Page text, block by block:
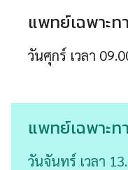
แพทย์เฉพาะท
วันศุกร์ เวลา
แพทย์เฉพาะ
วันจันทร์ เวลา